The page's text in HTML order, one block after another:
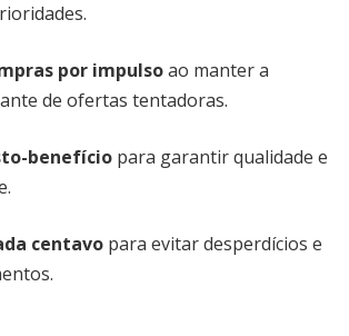
por impulsoao manter a
de ofertas tentadoras.
benefício para garantir qualidade e
centavo para evitar desperdícios e